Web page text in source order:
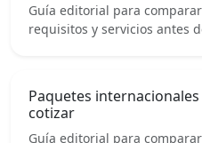
Guía editorial para
requisitos y servicios antes
Paquetes
cotizar
Guía editorial para